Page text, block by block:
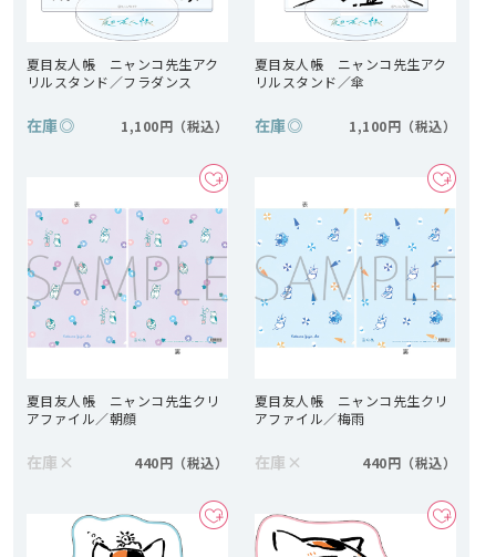
夏目友人帳 ニャンコ先生アク
リルスタンド／フラダンス
在庫◎ 1,100円
夏目友人帳 ニャンコ先生アク
リルスタンド／傘
在庫◎ 1,100円
夏目友人帳 ニャンコ先生クリ
アファイル／朝顔
在庫 × 440円
夏目友人帳 ニャンコ先生クリ
アファイル／梅雨
在庫 × 440円